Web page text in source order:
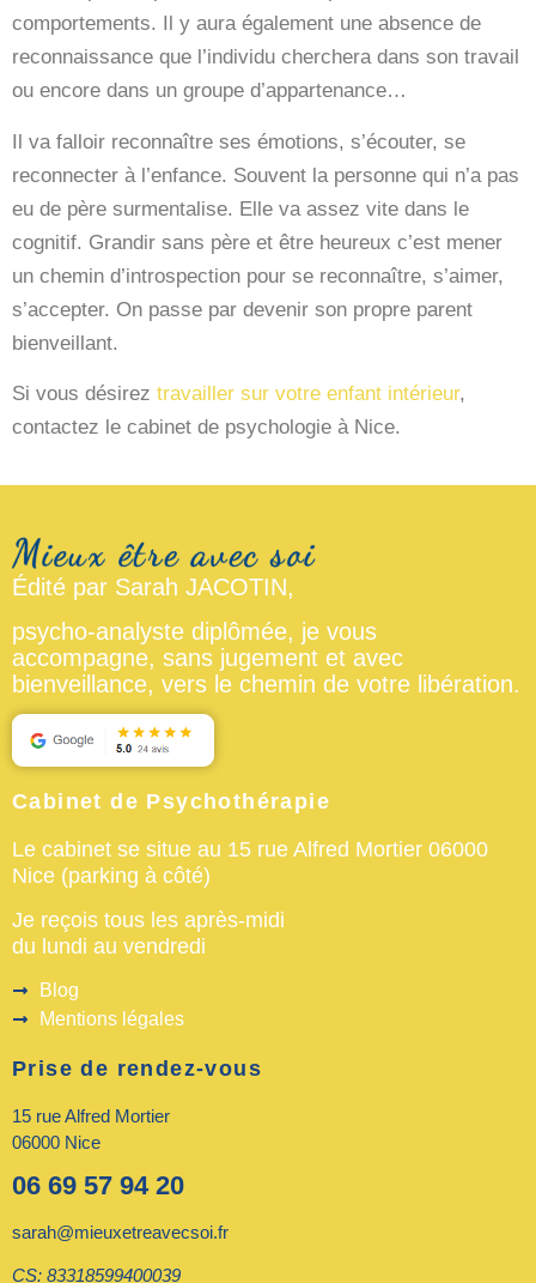
comportements. Il y aura également une absence de
reconnaissance que l’individu cherchera dans son travail
ou encore dans un groupe d’appartenance…
Il va falloir reconnaître ses émotions, s’écouter, se
reconnecter à l’enfance. Souvent la personne qui n’a pas
eu de père surmentalise. Elle va assez vite dans le
cognitif. Grandir sans père et être heureux c’est mener
un chemin d’introspection pour se reconnaître, s’aimer,
s’accepter. On passe par devenir son propre parent
bienveillant.
Si vous désirez travailler sur votre enfant intérieur,
contactez le cabinet de psychologie à Nice.
Édité par Sarah JACOTIN,
psycho-analyste diplômée, je vous
accompagne, sans jugement et avec
bienveillance, vers le chemin de votre libération.
Cabinet de Psychothérapie
Le cabinet se situe au 15 rue Alfred Mortier 06000
Nice (parking à côté)
Je reçois tous les après-midi
du lundi au vendredi
Blog
Mentions légales
Prise de rendez-vous
15 rue Alfred Mortier
06000 Nice
06 69 57 94 20
sarah@mieuxetreavecsoi.fr
CS: 83318599400039